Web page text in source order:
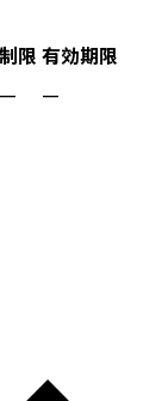
制限 有効期限
—
—